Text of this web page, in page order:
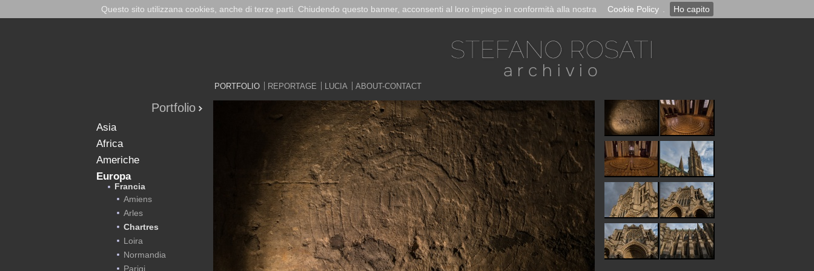
Questo sito utilizzana cookies, anche di terze parti. Chiudendo questo banner, acconsenti al loro impiego in conformità alla nostra Cookie Policy Ho capito
PORTFOLIO REPORTAGE LUCIA ABOUT-CONTACT
Portfolio
Asia
Africa
Americhe
Europa
Francia
Amiens
Arles
Chartres
Loira
Normandia
Parigi